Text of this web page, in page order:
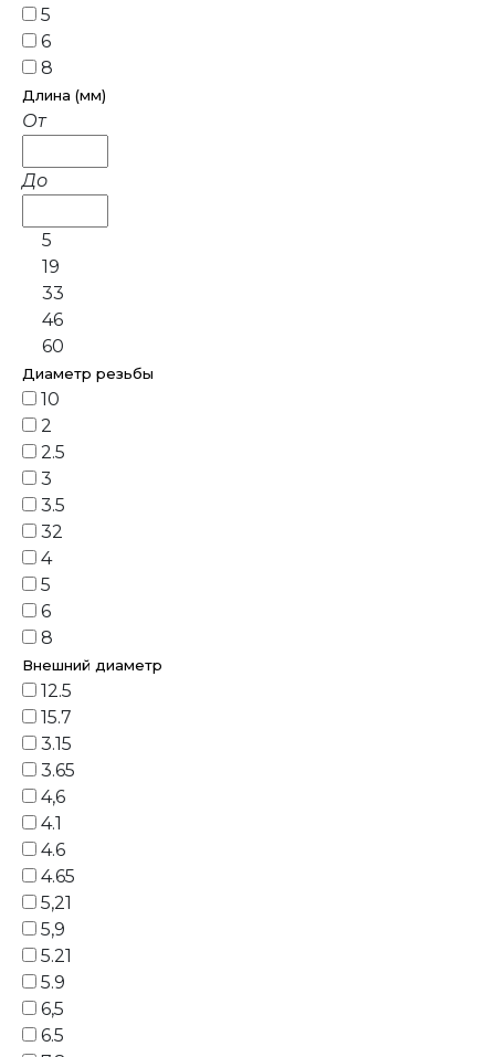
5
6
8
Длина (мм)
От
До
5
19
33
46
60
Диаметр резьбы
10
2
2.5
3
3.5
32
4
5
6
8
Внешний диаметр
12.5
15.7
3.15
3.65
4,6
4.1
4.6
4.65
5,21
5,9
5.21
5.9
6,5
6.5